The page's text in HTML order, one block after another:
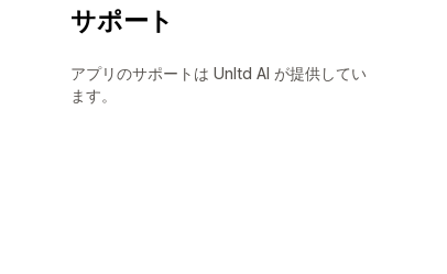
サポート
アプリのサポートは Unltd AI が提供してい
ます。